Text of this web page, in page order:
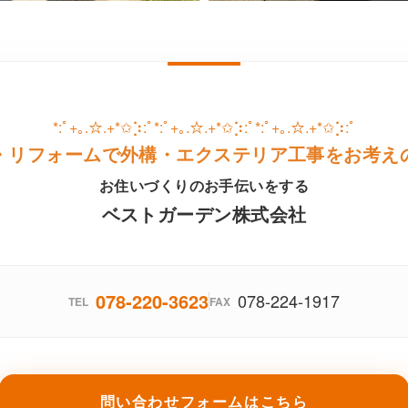
*:ﾟ+｡.☆.+*✩⡱:ﾟ*:ﾟ+｡.☆.+*✩⡱:ﾟ*:ﾟ+｡.☆.+*✩⡱:ﾟ
リフォームで外構・エクステリア工事をお考え
お住いづくりのお手伝いをする
ベストガーデン株式会社
TEL 078-220-3623FAX 078-224-1917
問い合わせフォームはこちら